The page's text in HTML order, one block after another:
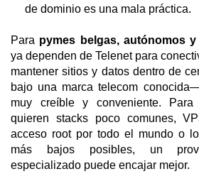
de dominio es una mala práctica.
Para pymes belgas, autónomos
ya dependen de Telenet para
mantener sitios y datos dentro de
bajo una marca telecom
muy creíble y conveniente. Para
quieren stacks poco comunes,
acceso root por todo el mundo o
más bajos posibles, un
especializado puede encajar mejor.